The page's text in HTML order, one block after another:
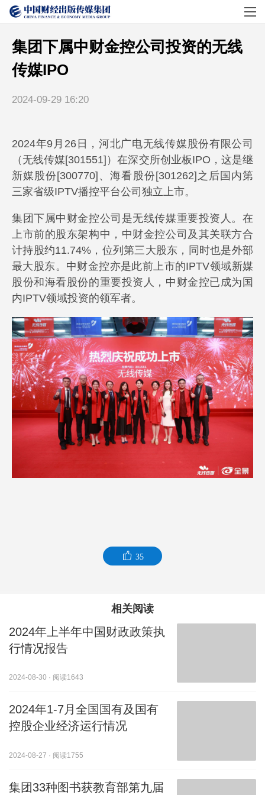
集团下属中财金控公司投资的无线
传媒IPO
2024-09-29 16:20
2024年9月26日，河北广电无线传媒股份有限公司
（无线传媒[301551]）在深交所创业板IPO，这是继
新媒股份[300770]、海看股份[301262]之后国内第
三家省级IPTV播控平台公司独立上市。
集团下属中财金控公司是无线传媒重要投资人。在
上市前的股东架构中，中财金控公司及其关联方合
计持股约11.74%，位列第三大股东，同时也是外部
最大股东。中财金控亦是此前上市的IPTV领域新媒
股份和海看股份的重要投资人，中财金控已成为国
内IPTV领域投资的领军者。
35
相关阅读
2024年上半年中国财政政策执
行情况报告
2024-08-30 · 阅读1643
2024年1-7月全国国有及国有
控股企业经济运行情况
2024-08-27 · 阅读1755
集团33种图书获教育部第九届